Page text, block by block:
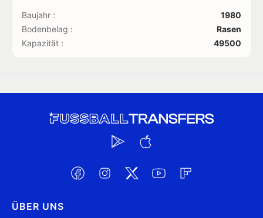
Baujahr :
1980
Bodenbelag :
Rasen
Kapazität :
49500
ÜBER UNS